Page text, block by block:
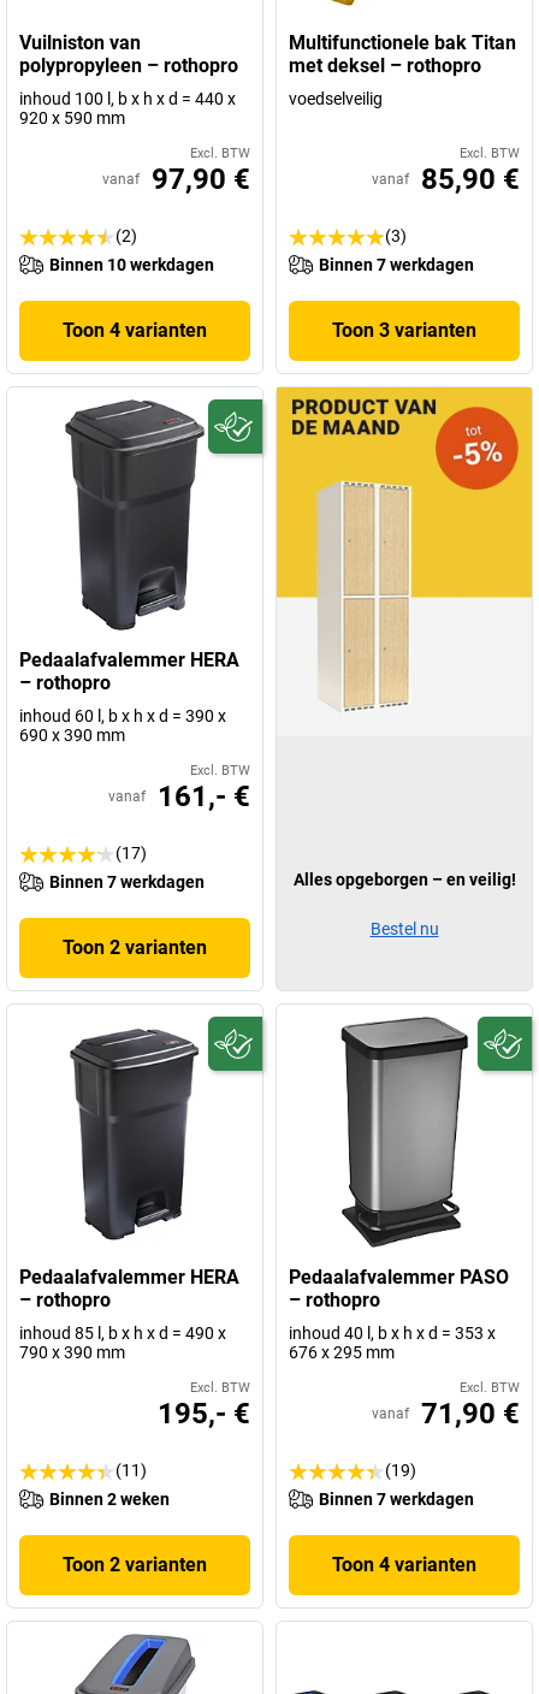
Vuilniston van
polypropyleen – rothopro
inhoud 100 l, b x h x d = 440 x
920 x 590 mm
Excl. BTW
vanaf 97,90 €
(2)
Binnen 10 werkdagen
Toon 4 varianten
Multifunctionele bak Titan
met deksel – rothopro
voedselveilig
Excl. BTW
vanaf 85,90 €
(3)
Binnen 7 werkdagen
Toon 3 varianten
Pedaalafvalemmer HERA
– rothopro
inhoud 60 l, b x h x d = 390 x
690 x 390 mm
Excl. BTW
vanaf 161,- €
(17)
Binnen 7 werkdagen
Toon 2 varianten
Pedaalafvalemmer HERA
– rothopro
inhoud 85 l, b x h x d = 490 x
790 x 390 mm
Excl. BTW
195,- €
(11)
Binnen 2 weken
Toon 2 varianten
Pedaalafvalemmer PASO
– rothopro
inhoud 40 l, b x h x d = 353 x
676 x 295 mm
Excl. BTW
vanaf 71,90 €
(19)
Binnen 7 werkdagen
Toon 4 varianten
Alles opgeborgen – en veilig!
Bestel nu